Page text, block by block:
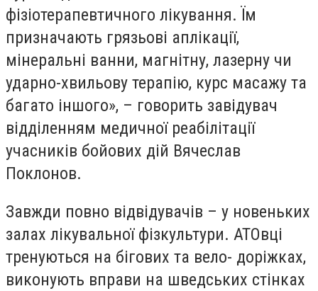
фізіотерапевтичного лікування. Їм
призначають грязьові аплікації,
мінеральні ванни, магнітну, лазерну чи
ударно-хвильову терапію, курс масажу та
багато іншого», – говорить завідувач
відділенням медичної реабілітації
учасників бойових дій Вячеслав
Поклонов.
Завжди повно відвідувачів – у новеньких
залах лікувальної фізкультури. АТОвці
тренуються на бігових та вело- доріжках,
виконують вправи на шведських стінках